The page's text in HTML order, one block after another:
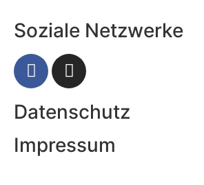
Soziale Netzwerke
Datenschutz
Impressum